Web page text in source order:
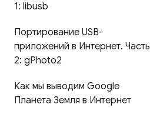
1: libusb
Портирование USB-
приложений в Интернет. Часть
2: gPhoto2
Как мы выводим Google
Планета Земля в Интернет